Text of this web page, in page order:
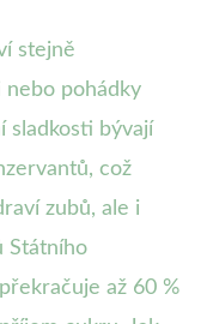
stejně
nebo pohádky
sladkosti bývají
což
zubů, ale i
Státního
až 60 %